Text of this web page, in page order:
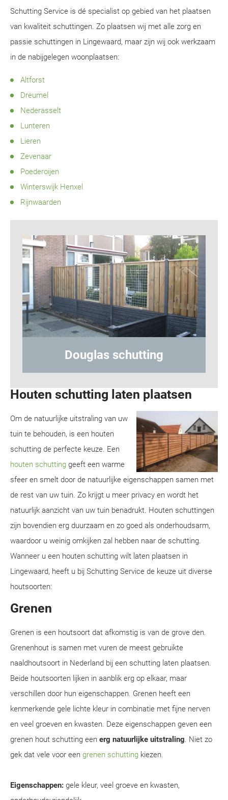
Schutting Service is dé specialist op gebied van het plaatsen
van kwaliteit schuttingen. Zo plaatsen wij met alle zorg en
passie schuttingen in Lingewaard, maar zijn wij ook werkzaam
in de nabijgelegen woonplaatsen:
Altforst
Dreumel
Nederasselt
Lunteren
Lieren
Zevenaar
Poederoijen
Winterswijk Henxel
Rijnwaarden
Hout-betonschutting
Houten schutting laten plaatsen
Om de natuurlijke uitstraling van uw
tuin te behouden, is een houten
schutting de perfecte keuze. Een
houten schutting geeft een warme
sfeer en smelt door de natuurlijke eigenschappen samen met
de rest van uw tuin. Zo krijgt u meer privacy en wordt het
natuurlijk aanzicht van uw tuin benadrukt. Houten schuttingen
zijn bovendien erg duurzaam en zo goed als onderhoudsarm,
waardoor u weinig omkijken zal hebben naar de schutting.
Wanneer u een houten schutting wilt laten plaatsen in
Lingewaard, heeft u bij Schutting Service de keuze uit diverse
houtsoorten:
Grenen
Grenen is een houtsoort dat afkomstig is van de grove den.
Grenenhout is samen met vuren de meest gebruikte
naaldhoutsoort in Nederland bij een schutting laten plaatsen.
Beide houtsoorten lijken in aanblik erg op elkaar, maar
verschillen door hun eigenschappen. Grenen heeft een
kenmerkende gele lichte kleur in combinatie met fijne nerven
en veel groeven en kwasten. Deze eigenschappen geven een
grenen hout schutting een erg natuurlijke uitstraling. Niet zo
gek dat vele voor een grenen schutting kiezen.
Eigenschappen: gele kleur, veel groeve en kwasten,